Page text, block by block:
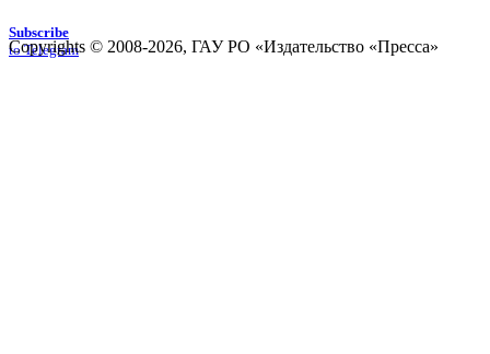
Subscribe
to Telegram
Copyrights © 2008-2026, ГАУ РО «Издательство «Пресса»